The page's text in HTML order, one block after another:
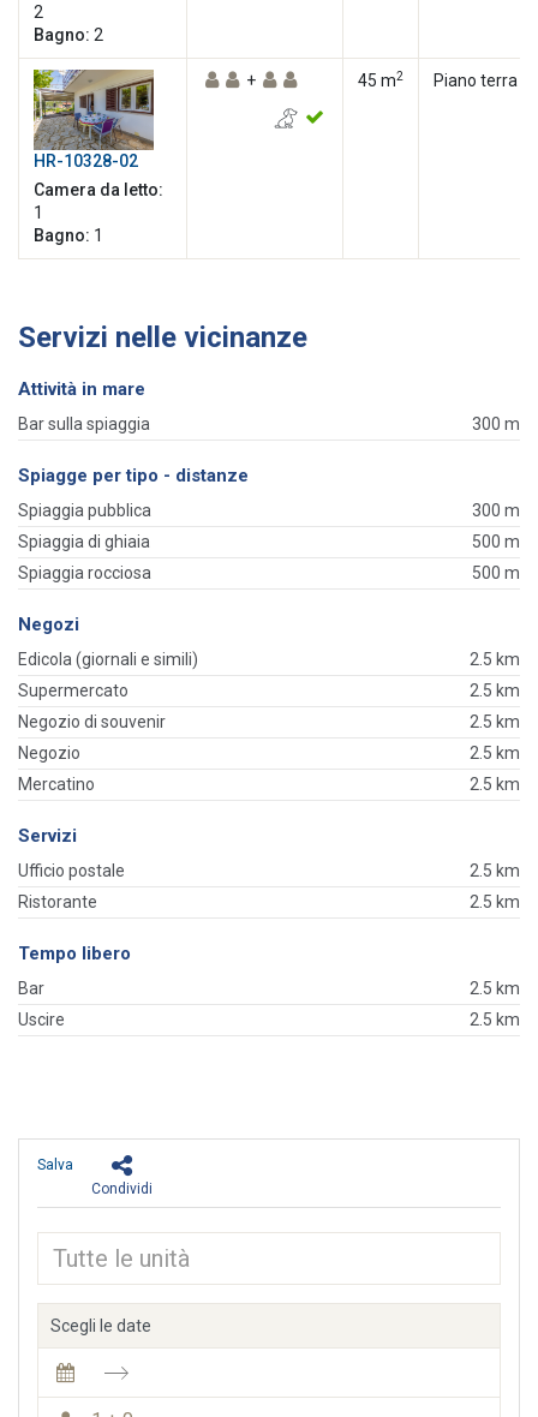
2
Bagno: 2
HR-10328-02
Camera da letto:
1
Bagno: 1
+ 45 m2 Piano terra
Servizi nelle vicinanze
Attività in mare
Bar sulla spiaggia 300 m
Spiagge per tipo - distanze
Spiaggia pubblica
300 m
Spiaggia di ghiaia
500 m
Spiaggia rocciosa
500 m
Negozi
Edicola (giornali e simili)
2.5 km
Supermercato
2.5 km
Negozio di souvenir
2.5 km
Negozio
2.5 km
Mercatino
2.5 km
Servizi
Ufficio postale
2.5 km
Ristorante
2.5 km
Tempo libero
Bar
2.5 km
Uscire
2.5 km
Condividi
Salva
Scegli le date